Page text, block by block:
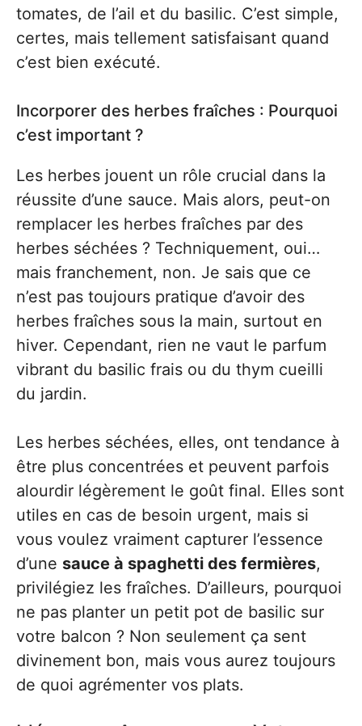
tomates, de l’ail et du basilic. C’est simple,
certes, mais tellement satisfaisant quand
c’est bien exécuté.
Incorporer des herbes fraîches : Pourquoi
c’est important ?
Les herbes jouent un rôle crucial dans la
réussite d’une sauce. Mais alors, peut-on
remplacer les herbes fraîches par des
herbes séchées ? Techniquement, oui…
mais franchement, non. Je sais que ce
n’est pas toujours pratique d’avoir des
herbes fraîches sous la main, surtout en
hiver. Cependant, rien ne vaut le parfum
vibrant du basilic frais ou du thym cueilli
du jardin.
Les herbes séchées, elles, ont tendance à
être plus concentrées et peuvent parfois
alourdir légèrement le goût final. Elles sont
utiles en cas de besoin urgent, mais si
vous voulez vraiment capturer l’essence
d’une sauce à spaghetti des fermières,
privilégiez les fraîches. D’ailleurs, pourquoi
ne pas planter un petit pot de basilic sur
votre balcon ? Non seulement ça sent
divinement bon, mais vous aurez toujours
de quoi agrémenter vos plats.